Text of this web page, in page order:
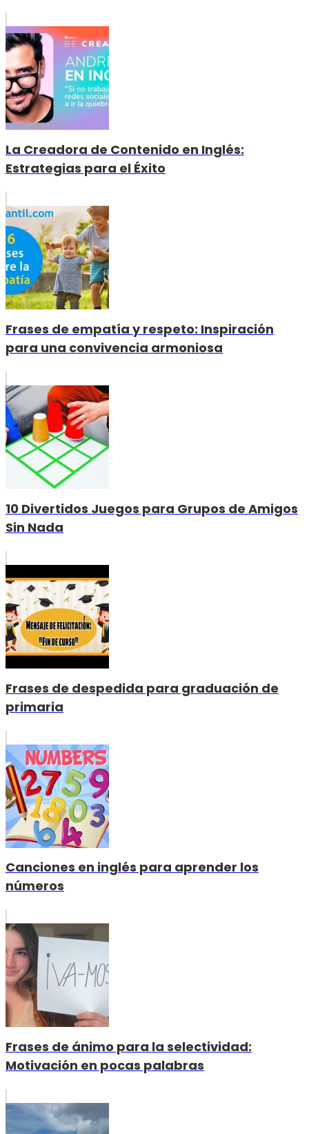
La Creadora de Contenido en Inglés:
Estrategias para el Éxito
Frases de empatía y respeto: Inspiración
para una convivencia armoniosa
10 Divertidos Juegos para Grupos de Amigos
Sin Nada
Frases de despedida para graduación de
primaria
Canciones en inglés para aprender los
números
Frases de ánimo para la selectividad:
Motivación en pocas palabras